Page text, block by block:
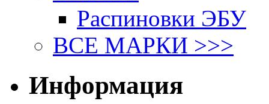
Распиновки ЭБУ
ВСЕ МАРКИ >>>
Информация